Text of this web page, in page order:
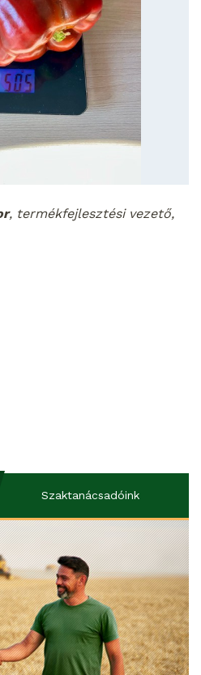
, termékfejlesztési vezető,
Szaktanácsadóink